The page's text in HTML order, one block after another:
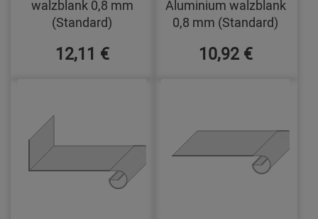
walzblank 0,8 mm
(Standard)
12,11 €
Aluminium walzblank
0,8 mm (Standard)
10,92 €